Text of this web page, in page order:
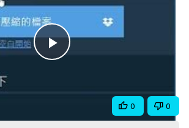
Play
碼保護的 ZIP 檔案 │ 無需安裝
([國語])
0 0